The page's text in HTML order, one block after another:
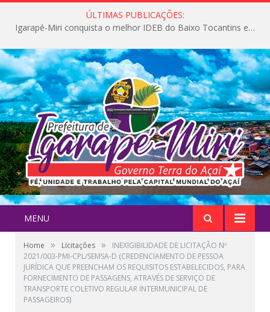
ÚLTIMAS PUBLICAÇÕES:
Igarapé-Miri conquista o melhor IDEB do Baixo Tocantins e avança na qualidade da educação pública
MENU
Home » Licitações »
INEXIGIBILIDADE DE LICITAÇÃO Nº
2021/003-PMI-CPL/SEMSA-D (CREDENCIAMENTO DE PESSOA
JURÍDICA QUE PREENCHAM OS REQUISITOS ESTABELECIDOS, PARA
FORNECIMENTO DE PASSAGENS, ATRAVÉS DE SERVIÇO DE
TRANSPORTE COLETIVO REGULAR INTERMUNICIPAL DE
PASSAGEIROS)